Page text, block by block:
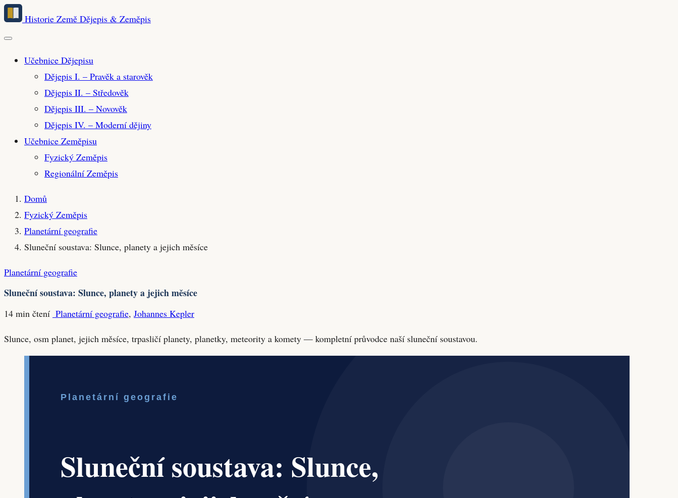
Přeskočit
hlavní
obsah
Historie Země Dějepis & Zeměpis
Učebnice Dějepisu
Dějepis I. – Pravěk a starověk
Dějepis II. – Středověk
Dějepis III. – Novověk
Dějepis IV. – Moderní dějiny
Učebnice Zeměpisu
Fyzický Zeměpis
Regionální Zeměpis
Domů
Fyzický Zeměpis
Planetární geografie
Sluneční soustava: Slunce, planety a jejich měsíce
Planetární geografie
Sluneční soustava: Slunce, planety a jejich měsíce
14 min čtení Planetární geografie, Johannes Kepler
Slunce, osm planet, jejich měsíce, trpasličí planety, planetky, meteority a komety — kompletní průvodce naší sluneční soustavou.